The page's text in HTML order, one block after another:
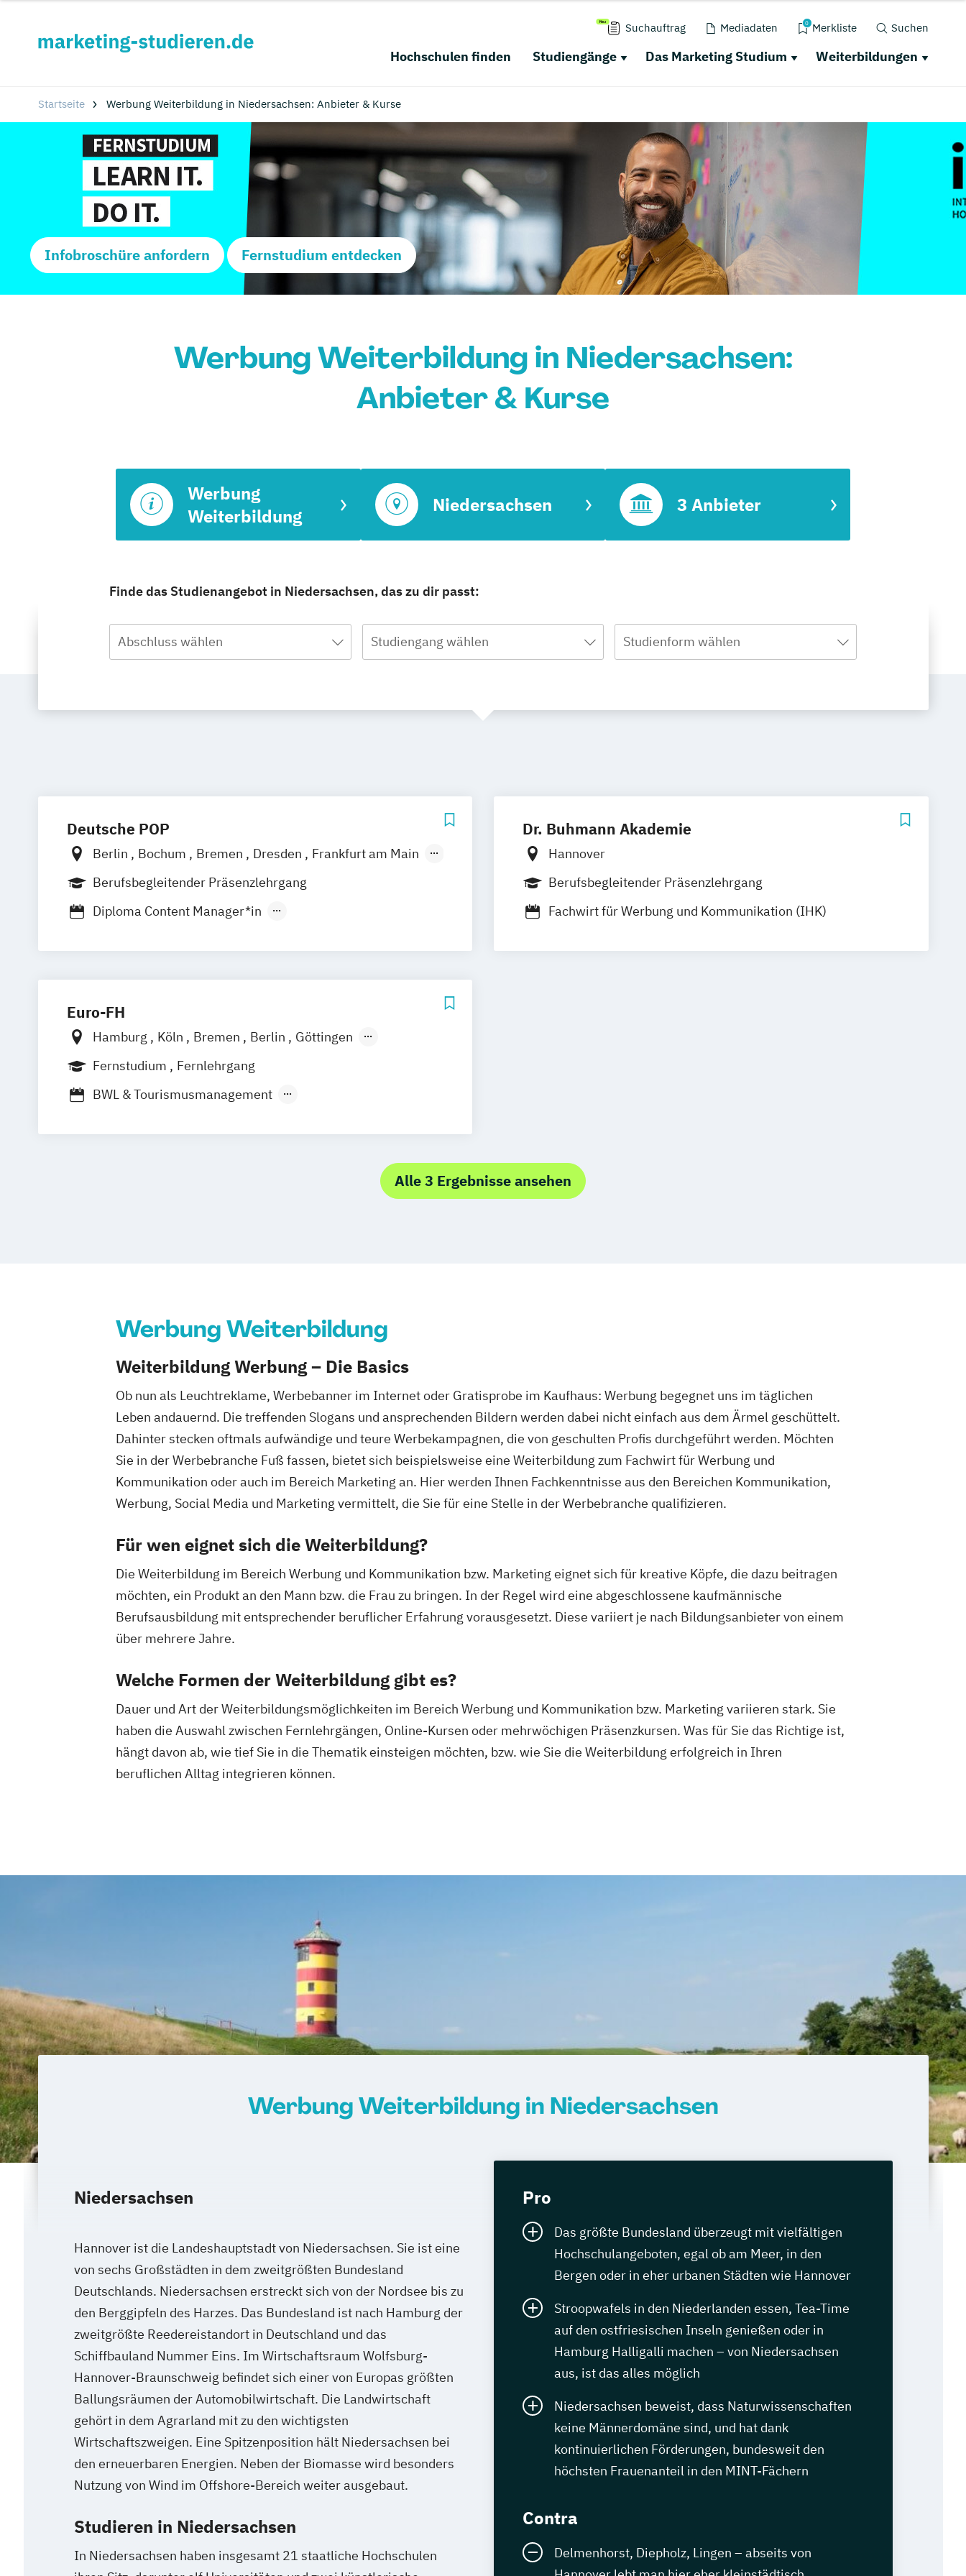
Suchauftrag Mediadaten 0 Merkliste Suchen
Hochschulen finden Studiengänge Das Marketing Studium Weiterbildungen
Startseite Werbung Weiterbildung in Niedersachsen: Anbieter & Kurse
Infobroschüre anfordern Fernstudium entdecken
Werbung Weiterbildung in Niedersachsen:
Anbieter & Kurse
Werbung
Weiterbildung
Niedersachsen 3 Anbieter
Finde das Studienangebot in Niedersachsen, das zu dir passt:
Abschluss wählen Studiengang wählen Studienform wählen
Deutsche POP
Berlin Bochum Bremen Dresden
Frankfurt am Main
Hamburg
Hannover Köln Leipzig
Nürnberg
Berufsbegleitender Präsenzlehrgang
Diploma Content Manager*in
Diploma Medienmanager*in
Dr. Buhmann Akademie
Hannover
Berufsbegleitender Präsenzlehrgang
Fachwirt für Werbung und Kommunikation (IHK)
Euro-FH
Hamburg Köln Bremen Berlin
Göttingen
Frankfurt am Main
Leipzig
Fernstudium
Fernlehrgang
BWL & Tourismusmanagement
Spezialisierung Online-Marketing Marketing
Sales & ManagementAlle 3 Ergebnisse ansehen
Werbung Weiterbildung
Weiterbildung Werbung – Die Basics
Ob nun als Leuchtreklame, Werbebanner im Internet oder Gratisprobe im Kaufhaus: Werbung begegnet uns im täglichen
Leben andauernd. Die treffenden Slogans und ansprechenden Bildern werden dabei nicht einfach aus dem Ärmel geschüttelt.
Dahinter stecken oftmals aufwändige und teure Werbekampagnen, die von geschulten Profis durchgeführt werden. Möchten
Sie in der Werbebranche Fuß fassen, bietet sich beispielsweise eine Weiterbildung zum Fachwirt für Werbung und
Kommunikation oder auch im Bereich Marketing an. Hier werden Ihnen Fachkenntnisse aus den Bereichen Kommunikation,
Werbung, Social Media und Marketing vermittelt, die Sie für eine Stelle in der Werbebranche qualifizieren.
Für wen eignet sich die Weiterbildung?
Die Weiterbildung im Bereich Werbung und Kommunikation bzw. Marketing eignet sich für kreative Köpfe, die dazu beitragen
möchten, ein Produkt an den Mann bzw. die Frau zu bringen. In der Regel wird eine abgeschlossene kaufmännische
Berufsausbildung mit entsprechender beruflicher Erfahrung vorausgesetzt. Diese variiert je nach Bildungsanbieter von einem
über mehrere Jahre.
Welche Formen der Weiterbildung gibt es?
Dauer und Art der Weiterbildungsmöglichkeiten im Bereich Werbung und Kommunikation bzw. Marketing variieren stark. Sie
haben die Auswahl zwischen Fernlehrgängen, Online-Kursen oder mehrwöchigen Präsenzkursen. Was für Sie das Richtige ist,
hängt davon ab, wie tief Sie in die Thematik einsteigen möchten, bzw. wie Sie die Weiterbildung erfolgreich in Ihren
beruflichen Alltag integrieren können.
Werbung Weiterbildung in Niedersachsen
Niedersachsen
Hannover ist die Landeshauptstadt von Niedersachsen. Sie ist eine
von sechs Großstädten in dem zweitgrößten Bundesland
Deutschlands. Niedersachsen erstreckt sich von der Nordsee bis zu
den Berggipfeln des Harzes. Das Bundesland ist nach Hamburg der
zweitgrößte Reedereistandort in Deutschland und das
Schiffbauland Nummer Eins. Im Wirtschaftsraum Wolfsburg-
Hannover-Braunschweig befindet sich einer von Europas größten
Ballungsräumen der Automobilwirtschaft. Die Landwirtschaft
gehört in dem Agrarland mit zu den wichtigsten
Wirtschaftszweigen. Eine Spitzenposition hält Niedersachsen bei
den erneuerbaren Energien. Neben der Biomasse wird besonders
Nutzung von Wind im Offshore-Bereich weiter ausgebaut.
Studieren in Niedersachsen
In Niedersachsen haben insgesamt 21 staatliche Hochschulen
Pro
Das größte Bundesland überzeugt mit vielfältigen
Hochschulangeboten, egal ob am Meer, in den
Bergen oder in eher urbanen Städten wie Hannover
Stroopwafels in den Niederlanden essen, Tea-Time
auf den ostfriesischen Inseln genießen oder in
Hamburg Halligalli machen – von Niedersachsen
aus, ist das alles möglich
Niedersachsen beweist, dass Naturwissenschaften
keine Männerdomäne sind, und hat dank
kontinuierlichen Förderungen, bundesweit den
höchsten Frauenanteil in den MINT-Fächern
Contra
Delmenhorst, Diepholz, Lingen – abseits von